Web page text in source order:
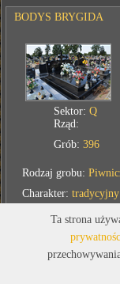
BODYS BRYGIDA
Sektor:Q
Rząd:
Grób:396
Rodzaj grobu:
Charakter:tradycyjny
Ta strona